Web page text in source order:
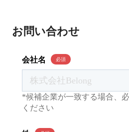
お問い合わせ